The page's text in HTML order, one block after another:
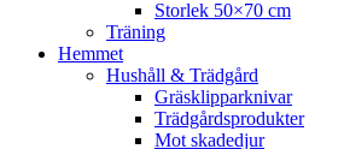
Storlek 50×70 cm
Träning
Hemmet
Hushåll & Trädgård
Gräsklipparknivar
Trädgårdsprodukter
Mot skadedjur